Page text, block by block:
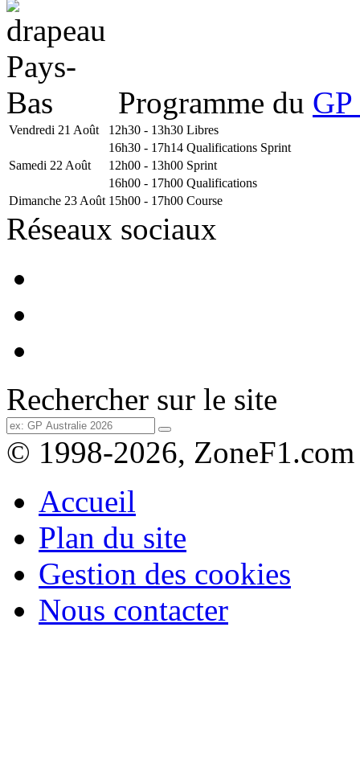
Programme du
Vendredi 21 Août 12h30 - 13h30 Libres
16h30 - 17h14 Qualifications Sprint
Samedi 22 Août
12h00 - 13h00 Sprint
16h00 - 17h00 Qualifications
Dimanche 23 Août 15h00 - 17h00 Course
Réseaux sociaux
Rechercher sur le site
© 1998-2026, ZoneF1.com
Accueil
Plan du site
Gestion des cookies
Nous contacter